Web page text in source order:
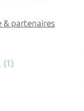
& partenaires
(1)